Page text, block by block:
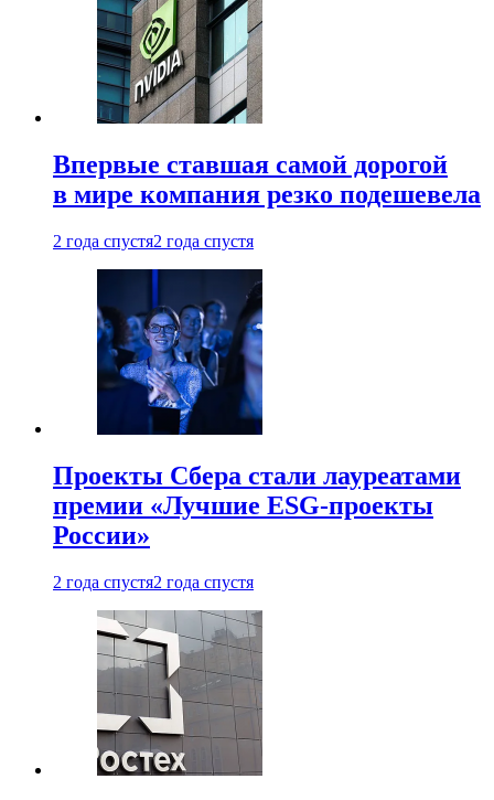
Впервые ставшая самой дорогой
в мире компания резко подешевела
2 года спустя2 года спустя
Проекты Сбера стали лауреатами
премии «Лучшие ESG-проекты
России»
2 года спустя2 года спустя